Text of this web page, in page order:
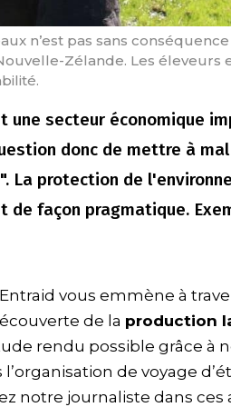
n’est pas sans
Zélande. Les éleveurs
une secteur économique
donc de mettre à
La protection de
de façon pragmatique.
vous emmène à
de la production
rendu possible grâce à
l’organisation de voyage
notre journaliste dans ces